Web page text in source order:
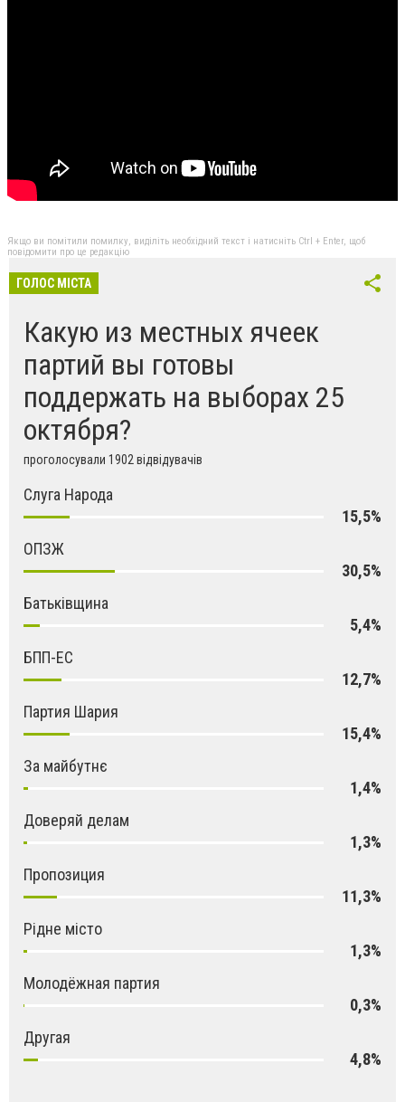
Якщо ви помітили помилку, виділіть необхідний текст і натисніть Ctrl + Enter, щоб
повідомити про це редакцію
ГОЛОС МІСТА
Какую из местных ячеек
партий вы готовы
поддержать на выборах 25
октября?
проголосували 1902 відвідувачів
Слуга Народа
15,5%
ОПЗЖ
30,5%
Батьківщина
5,4%
БПП-ЕС
12,7%
Партия Шария
15,4%
За майбутнє
1,4%
Доверяй делам
1,3%
Пропозиция
11,3%
Рідне місто
1,3%
Молодёжная партия
0,3%
Другая
4,8%